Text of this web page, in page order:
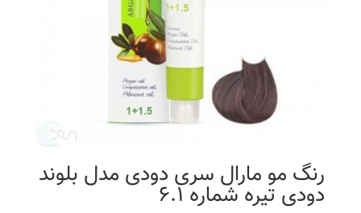
رنگ مو مارال سری دودی مدل بلوند
دودی تیره شماره 6.1